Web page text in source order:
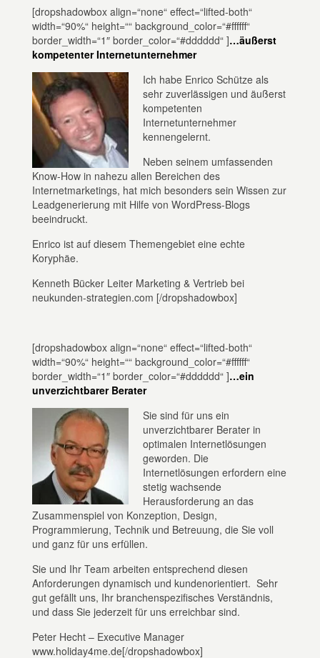
[dropshadowbox align=“none“ effect=“lifted-both“
width=“90%“ height=““ background_color=“#ffffff“
border_width=“1″ border_color=“#dddddd“ ]…äußerst
kompetenter Internetunternehmer
Ich habe Enrico Schütze als
sehr zuverlässigen und äußerst
kompetenten
Internetunternehmer
kennengelernt.
Neben seinem umfassenden
Know-How in nahezu allen Bereichen des
Internetmarketings, hat mich besonders sein Wissen zur
Leadgenerierung mit Hilfe von WordPress-Blogs
beeindruckt.
Enrico ist auf diesem Themengebiet eine echte
Koryphäe.
Kenneth Bücker Leiter Marketing & Vertrieb bei
neukunden-strategien.com [/dropshadowbox]
[dropshadowbox align=“none“ effect=“lifted-both“
width=“90%“ height=““ background_color=“#ffffff“
border_width=“1″ border_color=“#dddddd“ ]…ein
unverzichtbarer Berater
Sie sind für uns ein
unverzichtbarer Berater in
optimalen Internetlösungen
geworden. Die
Internetlösungen erfordern eine
stetig wachsende
Herausforderung an das
Zusammenspiel von Konzeption, Design,
Programmierung, Technik und Betreuung, die Sie voll
und ganz für uns erfüllen.
Sie und Ihr Team arbeiten entsprechend diesen
Anforderungen dynamisch und kundenorientiert. Sehr
gut gefällt uns, Ihr branchenspezifisches Verständnis,
und dass Sie jederzeit für uns erreichbar sind.
Peter Hecht – Executive Manager
www.holiday4me.de[/dropshadowbox]